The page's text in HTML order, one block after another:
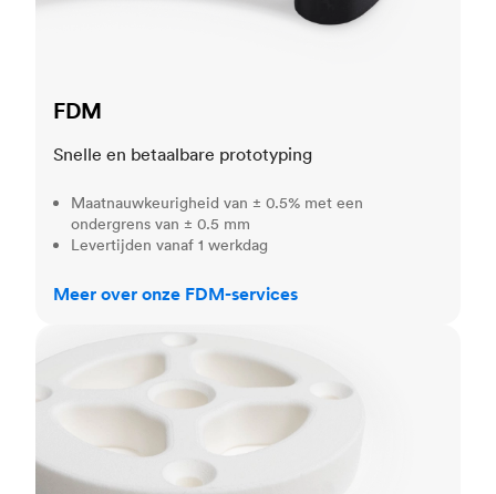
FDM
Snelle en betaalbare prototyping
Maatnauwkeurigheid van ± 0.5% met een
ondergrens van ± 0.5 mm
Levertijden vanaf 1 werkdag
Meer over onze FDM-services